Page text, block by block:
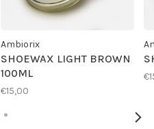
Ambiorix
SHOEWAX LIGHT BROWN
100ML
€15,00